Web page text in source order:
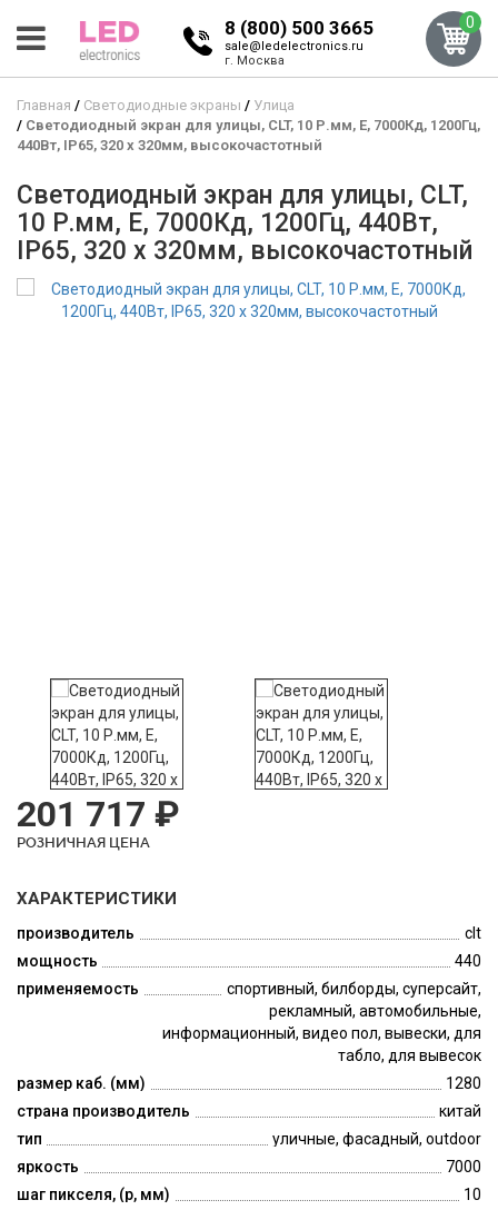
8 (800) 500 3665
sale@ledelectronics.ru
г. Москва
0
Главная Светодиодные экраны
Улица
Светодиодный экран для улицы, CLT, 10 Р.мм, Е, 7000Кд, 1200Гц,
440Вт, IP65, 320 x 320мм, высокочастотный
Светодиодный экран для улицы, CLT,
10 Р.мм, Е, 7000Кд, 1200Гц, 440Вт,
IP65, 320 x 320мм, высокочастотный
201 717 ₽
РОЗНИЧНАЯ ЦЕНА
ХАРАКТЕРИСТИКИ
производитель
clt
мощность
440
применяемость
спортивный, билборды, суперсайт,
рекламный, автомобильные,
информационный, видео пол, вывески, для
табло, для вывесок
размер каб. (мм)
1280
страна производитель
китай
тип
уличные, фасадный, outdoor
яркость
7000
шаг пикселя, (p, мм)
10